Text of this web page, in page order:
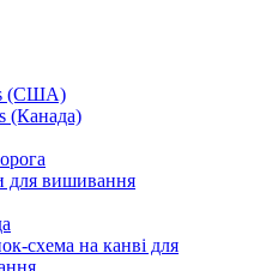
(США)
(Канада)
для вишивання
схема на канві для